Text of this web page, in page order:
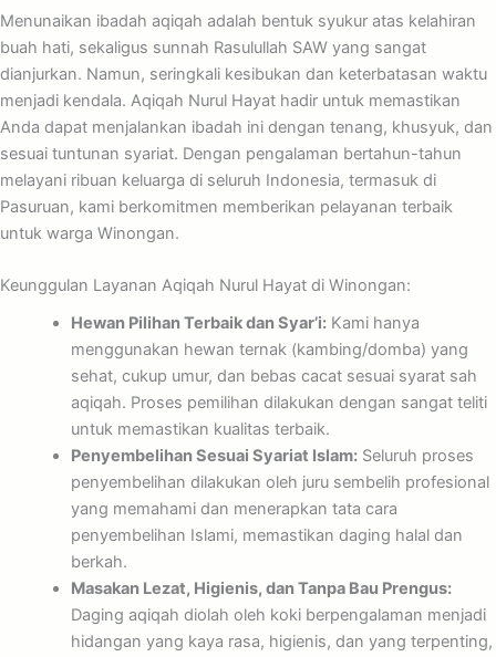
Menunaikan ibadah aqiqah adalah bentuk syukur atas kelahiran
buah hati, sekaligus sunnah Rasulullah SAW yang sangat
dianjurkan. Namun, seringkali kesibukan dan keterbatasan waktu
menjadi kendala. Aqiqah Nurul Hayat hadir untuk memastikan
Anda dapat menjalankan ibadah ini dengan tenang, khusyuk, dan
sesuai tuntunan syariat. Dengan pengalaman bertahun-tahun
melayani ribuan keluarga di seluruh Indonesia, termasuk di
Pasuruan, kami berkomitmen memberikan pelayanan terbaik
untuk warga Winongan.
Keunggulan Layanan Aqiqah Nurul Hayat di Winongan:
Hewan Pilihan Terbaik dan Syar’i:Kami hanya
menggunakan hewan ternak (kambing/domba) yang
sehat, cukup umur, dan bebas cacat sesuai syarat sah
aqiqah. Proses pemilihan dilakukan dengan sangat teliti
untuk memastikan kualitas terbaik.
Penyembelihan Sesuai Syariat Islam:Seluruh proses
penyembelihan dilakukan oleh juru sembelih profesional
yang memahami dan menerapkan tata cara
penyembelihan Islami, memastikan daging halal dan
berkah.
Masakan Lezat, Higienis, dan Tanpa Bau Prengus:
Daging aqiqah diolah oleh koki berpengalaman menjadi
hidangan yang kaya rasa, higienis, dan yang terpenting,